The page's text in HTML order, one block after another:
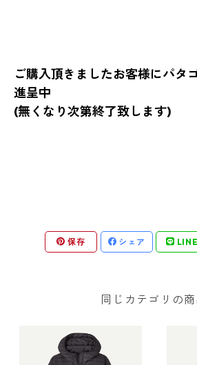
ご購入頂きましたお客様にパタ
進呈中
(無くなり次第終了致します)
保存 シェア LINE
同じカテゴリの商